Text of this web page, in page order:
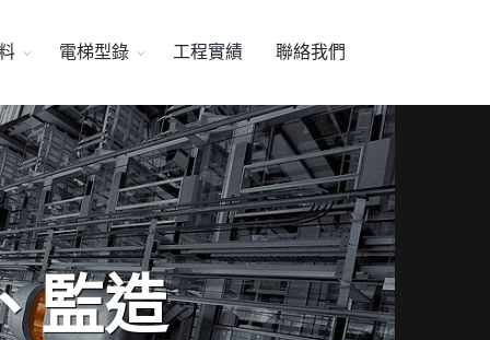
電梯型錄 工程實績 聯絡我們
監造